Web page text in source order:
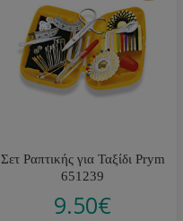
Σετ Ραπτικής για Ταξίδι Prym
651239
9.50€